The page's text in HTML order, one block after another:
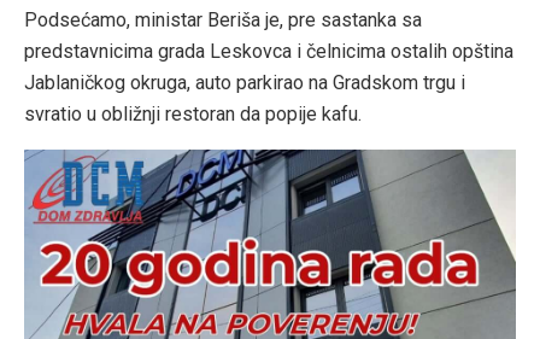
Podsećamo, ministar Beriša je, pre sastanka sa
predstavnicima grada Leskovca i čelnicima ostalih opština
Jablaničkog okruga, auto parkirao na Gradskom trgu i
svratio u obližnji restoran da popije kafu.